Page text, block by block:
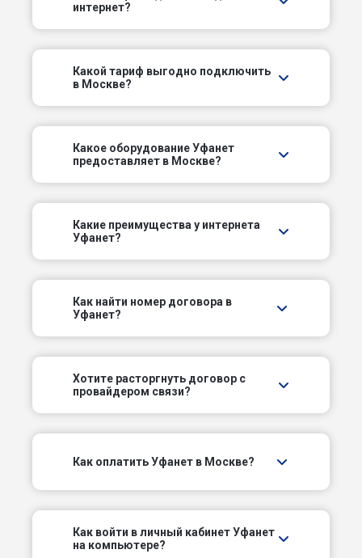
1-й Зачатьевский пер
1-й Зборовский пер
1-й Зимёнковский пер
1-й Институтский проезд
1-й Казанский просек
1-й Казачий пер
1-й Капотнинский проезд
1-й Краснокурсантский проезд
интернет?
Какой тариф выгодно подключить
в Москве?
Какое оборудование Уфанет
предоставляет в Москве?
Какие преимущества у интернета
Уфанет?
Как найти номер договора в
Уфанет?
Хотите расторгнуть договор с
провайдером связи?
Как оплатить Уфанет в Москве?
Как войти в личный кабинет Уфанет
на компьютере?